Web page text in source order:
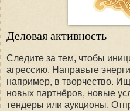
Деловая активность
Следите за тем, чтобы
агрессию. Направьте
например, в творчество.
новых партнёров, новые
тендеры или аукционы.